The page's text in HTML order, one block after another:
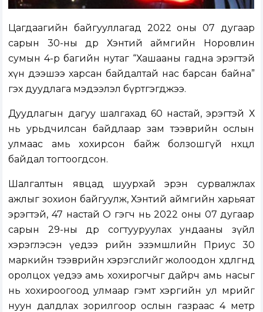
Цагдаагийн байгууллагад 2022 оны 07 дугаар
сарын 30-ны өдөр Хэнтий аймгийн Норовлин
сумын 4-р багийн нутаг “Хашааны гадна эрэгтэй
хүн дээшээ харсан байдалтай нас барсан байна”
гэх дуудлага мэдээлэл бүртгэгджээ.
Дуудлагын дагуу шалгахад 60 настай, эрэгтэй Х
нь урьдчилсан байдлаар зам тээврийн ослын
улмаас амь хохирсон байж болзошгүй нөхцөл
байдал тогтоогдсон.
Шалгалтын явцад шуурхай эрэн сурвалжлах
ажлыг зохион байгуулж, Хэнтий аймгийн харьяат
эрэгтэй, 47 настай О гэгч нь 2022 оны 07 дугаар
сарын 29-ны өдөр согтууруулах ундааны зүйл
хэрэглэсэн үедээ өөрийн эзэмшлийн Приус 30
маркийн тээврийн хэрэгслийг жолоодон хөдөлгөөнд
оролцох үедээ амь хохирогчыг дайрч амь насыг
нь хохироогоод улмаар гэмт хэргийн ул мөрийг
нуун далдлах зорилгоор ослын газраас 4 метр